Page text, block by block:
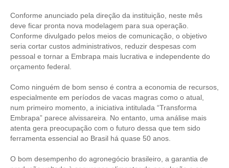
CONTRIBUIÇÃO ASSISTENCIAL
CONTRIBUIÇÃO ASSOCIATIVA OU ANUIDADE DE SÓCIO
CONTRIBUIÇÃO SINDICAL URBANA
FGTS EXPURGOS
FGTS CORREÇÃO
LEGISLAÇÃO
LEI 4.950-A/1966 – PISO SALARIAL
Conforme anunciado pela direção da instituição, neste mês
deve ficar pronta nova modelagem para sua operação.
Conforme divulgado pelos meios de comunicação, o objetivo
seria cortar custos administrativos, reduzir despesas com
pessoal e tornar a Embrapa mais lucrativa e independente do
orçamento federal.
Como ninguém de bom senso é contra a economia de recursos,
especialmente em períodos de vacas magras como o atual,
num primeiro momento, a iniciativa intitulada “Transforma
Embrapa” parece alvissareira. No entanto, uma análise mais
atenta gera preocupação com o futuro dessa que tem sido
ferramenta essencial ao Brasil há quase 50 anos.
O bom desempenho do agronegócio brasileiro, a garantia de